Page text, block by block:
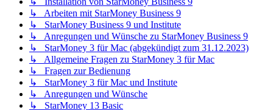
↳ Arbeiten mit StarMoney Business 9
↳ StarMoney Business 9 und Institute
↳ Anregungen und Wünsche zu StarMoney Business 9
↳ StarMoney 3 für Mac (abgekündigt zum 31.12.2023)
↳ Allgemeine Fragen zu StarMoney 3 für Mac
↳ Fragen zur Bedienung
↳ StarMoney 3 für Mac und Institute
↳ Anregungen und Wünsche
↳ StarMoney 13 Basic